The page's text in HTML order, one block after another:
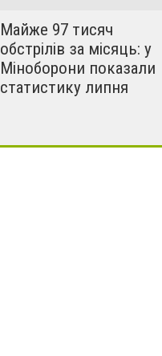
Майже 97 тисяч
обстрілів за місяць: у
Міноборони показали
статистику липня